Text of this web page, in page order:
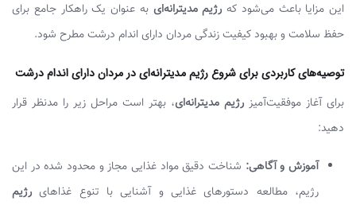
این مزایا باعث می‌شود که رژیم مدیترانه‌ای به عنوان یک راهکار جامع برای
حفظ سلامت و بهبود کیفیت زندگی مردان دارای اندام درشت مطرح شود.
توصیه‌های کاربردی برای شروع رژیم مدیترانه‌ای در مردان دارای اندام درشت
برای آغاز موفقیت‌آمیز رژیم مدیترانه‌ای، بهتر است مراحل زیر را مدنظر قرار
دهید:
آموزش و آگاهی: شناخت دقیق مواد غذایی مجاز و محدود شده در این
رژیم، مطالعه دستورهای غذایی و آشنایی با تنوع غذاهای رژیم